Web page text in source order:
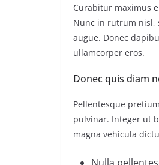
Curabitur maximus
Nunc in rutrum nisl,
augue. Donec
ullamcorper eros.
Donec quis diam
Pellentesque
pulvinar. Integer ut
magna vehicula